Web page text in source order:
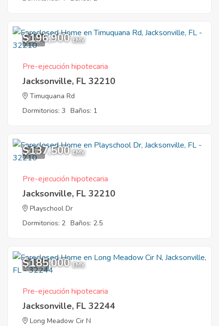
1
$196,900 EMV
Pre-ejecución hipotecaria
Jacksonville, FL 32210
Timuquana Rd
Dormitorios: 3 Baños: 1
1
$137,500 EMV
Pre-ejecución hipotecaria
Jacksonville, FL 32210
Playschool Dr
Dormitorios: 2 Baños: 2.5
11
$185,000 EMV
Pre-ejecución hipotecaria
Jacksonville, FL 32244
Long Meadow Cir N